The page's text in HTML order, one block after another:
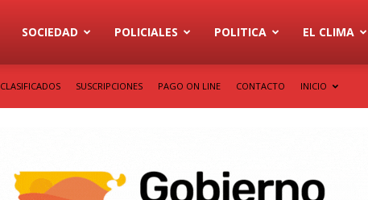
SOCIEDAD POLICIALES POLITICA EL CLIMA
CLASIFICADOS SUSCRIPCIONES PAGO ON LINE CONTACTO INICIO